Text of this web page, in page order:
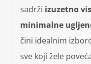
sadrži izuzetno
minimalne
čini idealnim
sve koji žele